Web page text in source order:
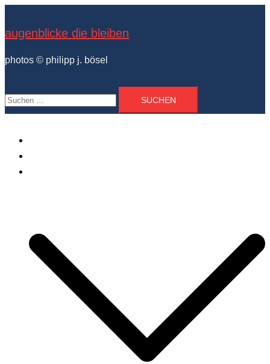
springen
augenblicke die bleiben
photos © philipp j. bösel
Suchen
nach: